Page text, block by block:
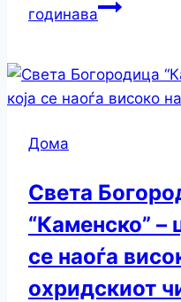
годинава
Дома
Света
“Каменско” –
се наоѓа
охридскиот